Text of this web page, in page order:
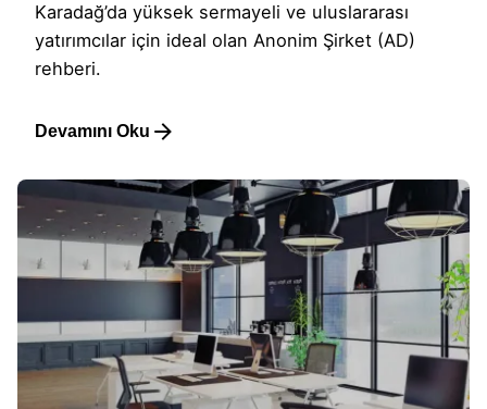
Karadağ’da yüksek sermayeli ve uluslararası
yatırımcılar için ideal olan Anonim Şirket (AD)
rehberi.
Devamını Oku